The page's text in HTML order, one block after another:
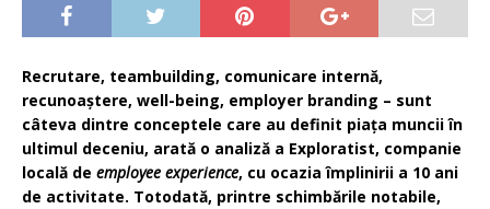
Recrutare, teambuilding, comunicare internă,
recunoaștere, well-being, employer branding – sunt
câteva dintre conceptele care au definit piața muncii în
ultimul deceniu, arată o analiză a Exploratist, companie
locală de employee experience, cu ocazia împlinirii a 10 ani
de activitate. Totodată, printre schimbările notabile,